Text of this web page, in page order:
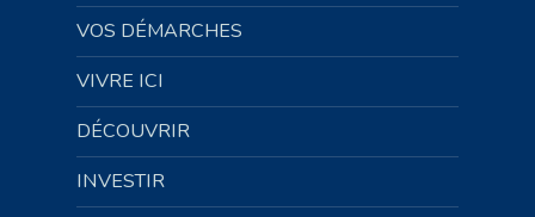
VOS DÉMARCHES
VIVRE ICI
DÉCOUVRIR
INVESTIR